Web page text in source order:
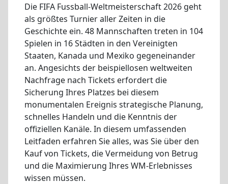
Die FIFA Fussball-Weltmeisterschaft 2026 geht
als größtes Turnier aller Zeiten in die
Geschichte ein. 48 Mannschaften treten in 104
Spielen in 16 Städten in den Vereinigten
Staaten, Kanada und Mexiko gegeneinander
an. Angesichts der beispiellosen weltweiten
Nachfrage nach Tickets erfordert die
Sicherung Ihres Platzes bei diesem
monumentalen Ereignis strategische Planung,
schnelles Handeln und die Kenntnis der
offiziellen Kanäle. In diesem umfassenden
Leitfaden erfahren Sie alles, was Sie über den
Kauf von Tickets, die Vermeidung von Betrug
und die Maximierung Ihres WM-Erlebnisses
wissen müssen.